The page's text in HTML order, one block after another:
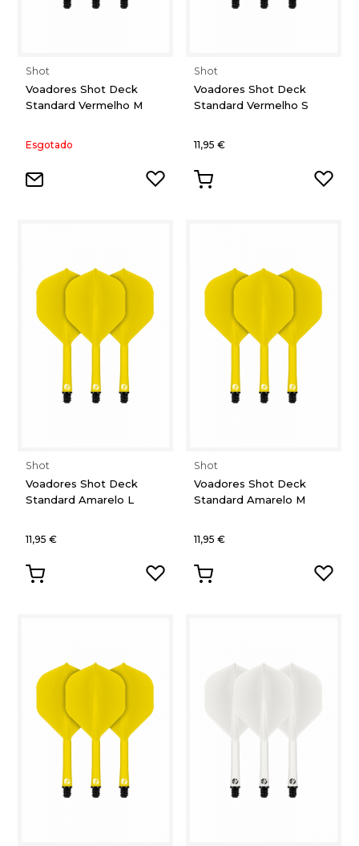
Shot
Voadores Shot Deck
Standard Vermelho M
Esgotado
Shot
Voadores Shot Deck
Standard Vermelho S
11,95 €
Shot
Voadores Shot Deck
Standard Amarelo L
11,95 €
Shot
Voadores Shot Deck
Standard Amarelo M
11,95 €